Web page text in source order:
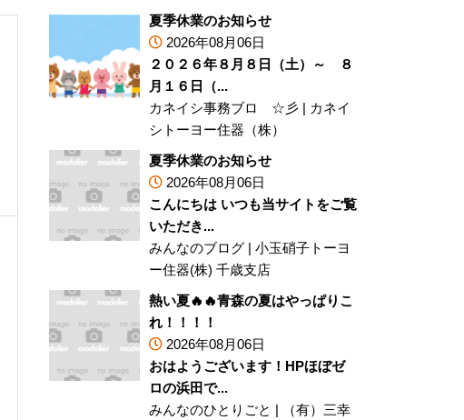
夏季休業のお知らせ
2026年08月06日
２０２６年８月８日（土）～ ８
月１６日（...
カネイシ事務ブロ ☆彡 | カネイ
シトーヨー住器（株）
夏季休業のお知らせ
2026年08月06日
こんにちは いつも当サイトをご覧
いただき...
みんなのブログ | 小玉硝子トーヨ
ー住器(株) 千歳支店
熱い夏🔥🔥青森の夏はやっぱりこ
れ！！！！
2026年08月06日
おはようございます！HPほぼゼ
ロの浜田で...
みんなのひとりごと |
（有）三幸